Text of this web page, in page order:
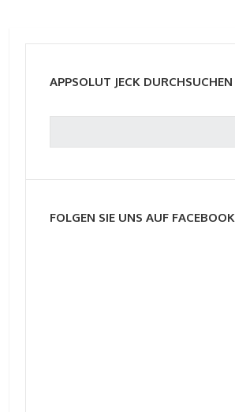
APPSOLUT JECK DURCHSUCHEN
FOLGEN SIE UNS AUF FACEBOOK